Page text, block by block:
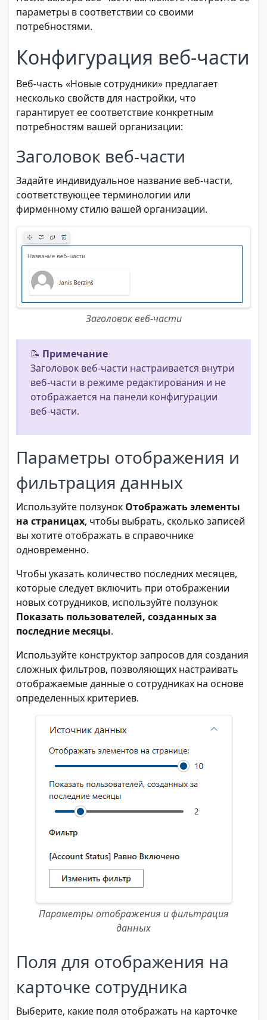
параметры в соответствии со своими
потребностями.
Конфигурация веб-части
Веб-часть «Новые сотрудники» предлагает
несколько свойств для настройки, что
гарантирует ее соответствие конкретным
потребностям вашей организации:
Заголовок веб-части
Задайте индивидуальное название веб-части,
соответствующее терминологии или
фирменному стилю вашей организации.
Заголовок веб-части
📝 Примечание
Заголовок веб-части настраивается внутри
веб-части в режиме редактирования и не
отображается на панели конфигурации
веб-части.
Параметры отображения и
фильтрация данных
Используйте ползунок Отображать элементы
на страницах, чтобы выбрать, сколько записей
вы хотите отображать в справочнике
одновременно.
Чтобы указать количество последних месяцев,
которые следует включить при отображении
новых сотрудников, используйте ползунок
Показать пользователей, созданных за
последние месяцы.
Используйте конструктор запросов для создания
сложных фильтров, позволяющих настраивать
отображаемые данные о сотрудниках на основе
определенных критериев.
Параметры отображения и фильтрация
данных
Поля для отображения на
карточке сотрудника
Выберите, какие поля отображать на карточке